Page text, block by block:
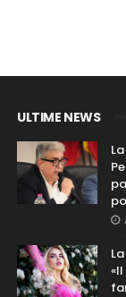
ULTIME NEWS